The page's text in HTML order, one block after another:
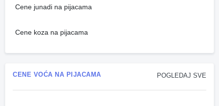
Cene junadi na pijacama
Cene koza na pijacama
POGLEDAJ SVE
CENE VOĆA NA PIJACAMA